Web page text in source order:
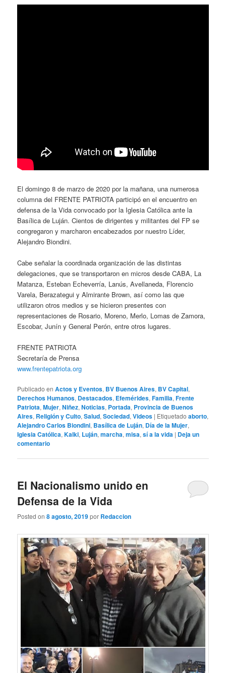
El domingo 8 de marzo de 2020 por la mañana, una numerosa
columna del FRENTE PATRIOTA participó en el encuentro en
defensa de la Vida convocado por la Iglesia Católica ante la
Basílica de Luján. Cientos de dirigentes y militantes del FP se
congregaron y marcharon encabezados por nuestro Líder,
Alejandro Biondini.
Cabe señalar la coordinada organización de las distintas
delegaciones, que se transportaron en micros desde CABA, La
Matanza, Esteban Echeverría, Lanús, Avellaneda, Florencio
Varela, Berazategui y Almirante Brown, así como las que
utilizaron otros medios y se hicieron presentes con
representaciones de Rosario, Moreno, Merlo, Lomas de Zamora,
Escobar, Junín y General Perón, entre otros lugares.
FRENTE PATRIOTA
Secretaría de Prensa
www.frentepatriota.org
Publicado en Actos y Eventos, BV Buenos Aires, BV Capital,
Derechos Humanos, Destacados, Efemérides,Familia,Frente
Patriota,Mujer,Niñez,Noticias, Portada, Provincia de Buenos
Aires, Religión y Culto,Salud,Sociedad,Videos | Etiquetado aborto,
Alejandro Carlos Biondini, Basílica de Luján, Día de la Mujer,
Iglesia Católica,Kalki, Luján,marcha,misa,sí a la vida | Deja un
comentario
El Nacionalismo unido en
Defensa de la Vida
Posted on8 agosto, 2019por Redaccion